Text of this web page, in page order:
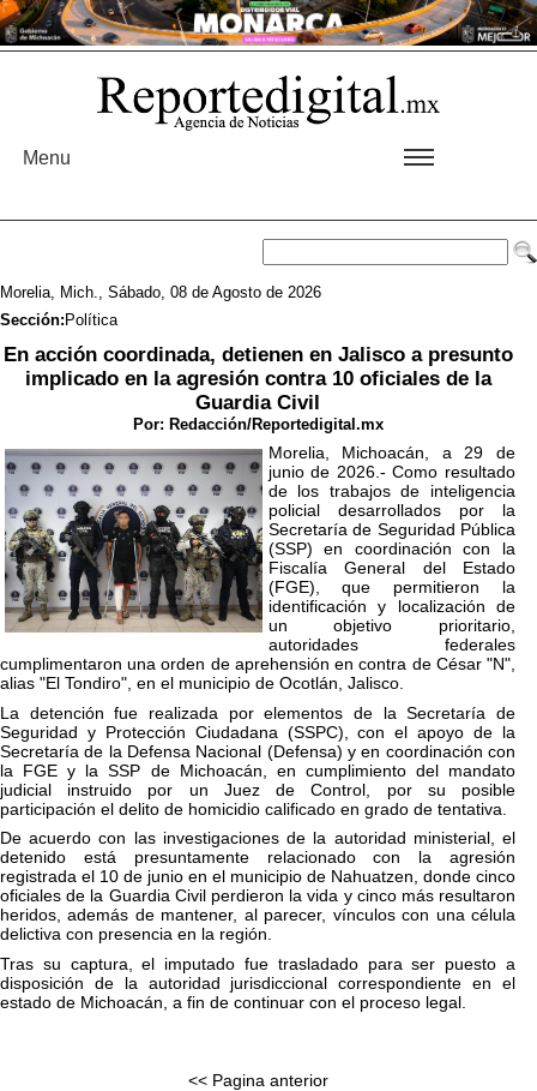
Menu
Morelia, Mich., Sábado, 08 de Agosto de 2026
Sección: Política
En acción coordinada, detienen en Jalisco a presunto
implicado en la agresión contra 10 oficiales de la
Guardia Civil
Por: Redacción/Reportedigital.mx
Morelia, Michoacán, a 29 de
junio de 2026.- Como resultado
de los trabajos de inteligencia
policial desarrollados por la
Secretaría de Seguridad Pública
(SSP) en coordinación con la
Fiscalía General del Estado
(FGE), que permitieron la
identificación y localización de
un objetivo prioritario,
autoridades federales
cumplimentaron una orden de aprehensión en contra de César "N",
alias "El Tondiro", en el municipio de Ocotlán, Jalisco.
La detención fue realizada por elementos de la Secretaría de
Seguridad y Protección Ciudadana (SSPC), con el apoyo de la
Secretaría de la Defensa Nacional (Defensa) y en coordinación con
la FGE y la SSP de Michoacán, en cumplimiento del mandato
judicial instruido por un Juez de Control, por su posible
participación el delito de homicidio calificado en grado de tentativa.
De acuerdo con las investigaciones de la autoridad ministerial, el
detenido está presuntamente relacionado con la agresión
registrada el 10 de junio en el municipio de Nahuatzen, donde cinco
oficiales de la Guardia Civil perdieron la vida y cinco más resultaron
heridos, además de mantener, al parecer, vínculos con una célula
delictiva con presencia en la región.
Tras su captura, el imputado fue trasladado para ser puesto a
disposición de la autoridad jurisdiccional correspondiente en el
estado de Michoacán, a fin de continuar con el proceso legal.
<< Pagina anterior